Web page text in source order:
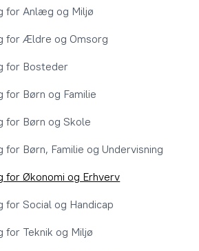
for Anlæg og Miljø
for Ældre og Omsorg
for Bosteder
for Børn og Familie
for Børn og Skole
for Børn, Familie og Undervisning
for Økonomi og Erhverv
for Social og Handicap
for Teknik og Miljø